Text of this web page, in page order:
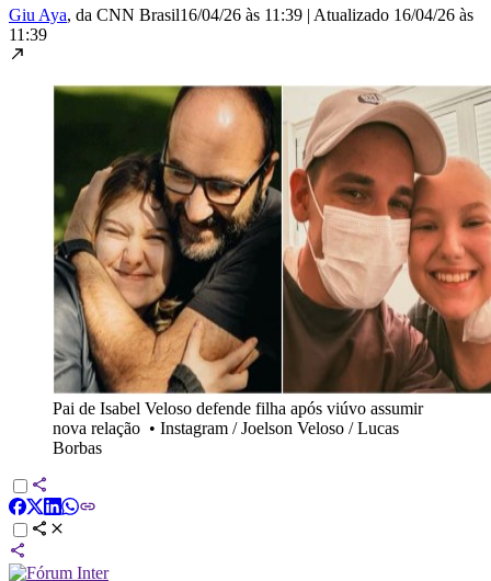
Giu Aya, da CNN Brasil16/04/26 às 11:39 | Atualizado 16/04/26 às
11:39
Pai de Isabel Veloso defende filha após viúvo assumir
nova relação • Instagram / Joelson Veloso / Lucas
Borbas